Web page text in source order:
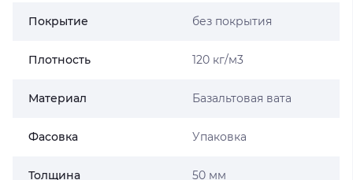
Покрытие без покрытия
Плотность 120 кг/м3
Материал Базальтовая вата
Фасовка Упаковка
Толщина 50 мм